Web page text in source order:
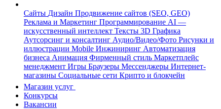
Сайты Дизайн Продвижение сайтов (SEO, GEO)
Реклама и Маркетинг Программирование AI —
искусственный интеллект Тексты 3D Графика
Аутсорсинг и консалтинг Аудио/Видео/Фото Рисунки и
иллюстрации Mobile Инжиниринг Автоматизация
бизнеса Анимация Фирменный стиль Маркетплейс
менеджмент Игры Браузеры Мессенджеры Интернет-
магазины Социальные сети Крипто и блокчейн
Магазин услуг
Конкурсы
Вакансии